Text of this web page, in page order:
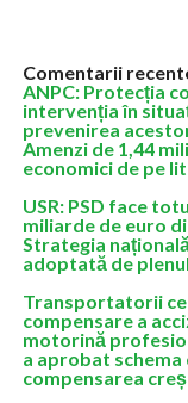
Comentarii
ANPC: Protecția
intervenția în
prevenirea
Amenzi de 1,44
economici de pe
USR: PSD face
miliarde de euro
Strategia
adoptată de
Transportatorii
compensare a
motorină
a aprobat
compensarea